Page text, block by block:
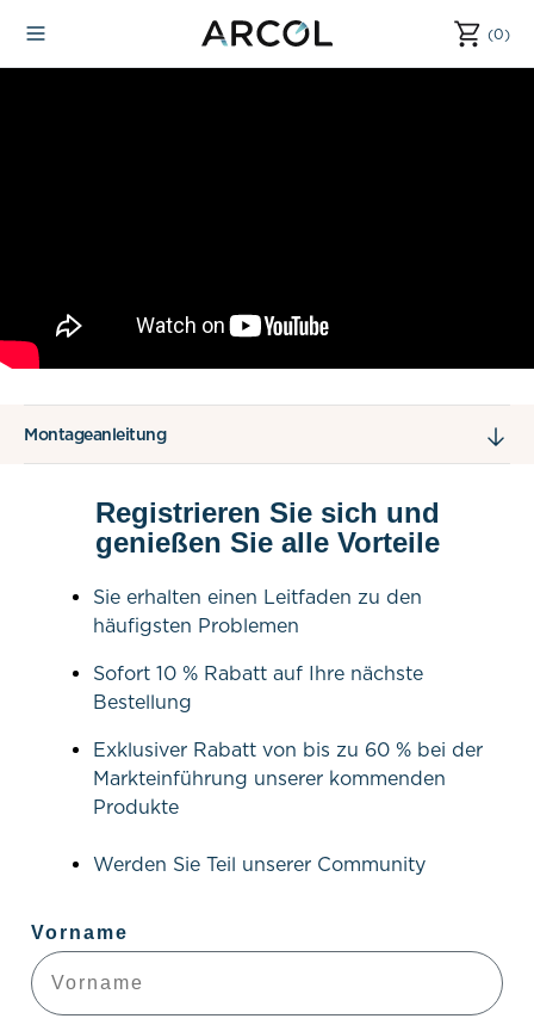
(0)(0)
Montageanleitung
Registrieren Sie sich und
genießen Sie alle Vorteile
Sie erhalten einen Leitfaden zu den
häufigsten Problemen
Sofort 10 % Rabatt auf Ihre nächste
Bestellung
Exklusiver Rabatt von bis zu 60 % bei der
Markteinführung unserer kommenden
Produkte
Werden Sie Teil unserer Community
Vorname